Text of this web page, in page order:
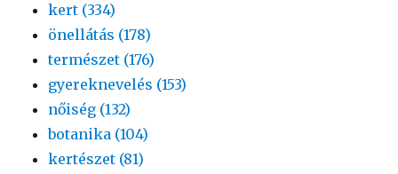
kert (334)
önellátás (178)
természet (176)
gyereknevelés (153)
nőiség (132)
botanika (104)
kertészet (81)